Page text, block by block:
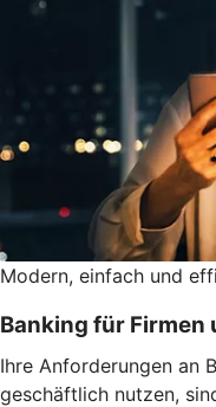
Modern, einfach und
Banking für Firmen
Ihre Anforderungen an
geschäftlich nutzen,